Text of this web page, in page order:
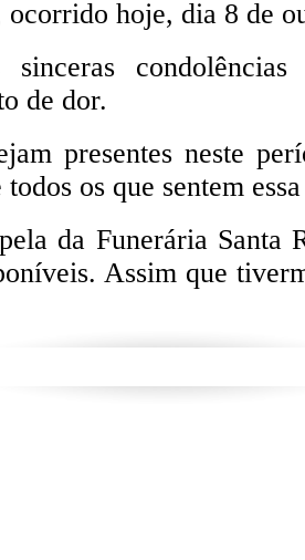
hoje, dia 8 de
sinceras
de dor.
presentes neste
os que sentem
da Funerária Santa
Assim que